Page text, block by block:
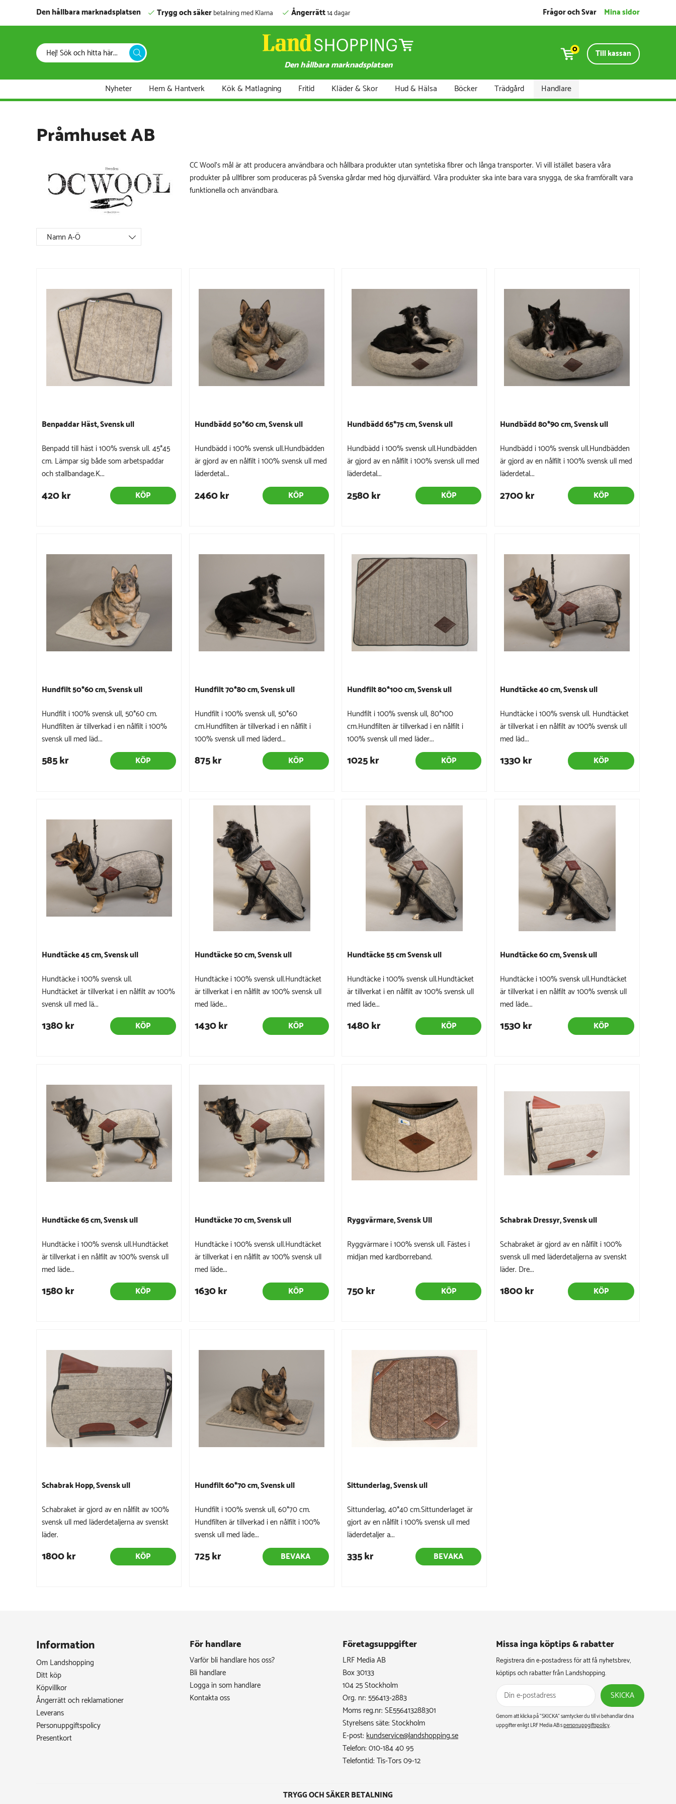
Den hållbara marknadsplatsen Trygg och säkerbetalning med Klarna Ångerrätt14 dagar Frågor och Svar Mina sidor
Den hållbara marknadsplatsen
0 Till kassan
Nyheter Hem & Hantverk Kök & Matlagning Fritid Kläder & Skor Hud & Hälsa Böcker Trädgård Handlare
Pråmhuset AB
CC Wool's mål är att producera användbara och hållbara produkter utan syntetiska fibrer och långa transporter. Vi vill istället basera våra
produkter på ullfibrer som produceras på Svenska gårdar med hög djurvälfärd. Våra produkter ska inte bara vara snygga, de ska framförallt vara
funktionella och användbara.
Namn A-Ö
Benpaddar Häst, Svensk ull
Benpadd till häst i 100% svensk ull. 45*45
cm. Lämpar sig både som arbetspaddar
och stallbandage.K...
420 kr KÖP
Hundbädd 50*60 cm, Svensk ull
Hundbädd i 100% svensk ull.Hundbädden
är gjord av en nålfilt i 100% svensk ull med
läderdetal...
2460 kr KÖP
Hundbädd 65*75 cm, Svensk ull
Hundbädd i 100% svensk ull.Hundbädden
är gjord av en nålfilt i 100% svensk ull med
läderdetal...
2580 kr KÖP
Hundbädd 80*90 cm, Svensk ull
Hundbädd i 100% svensk ull.Hundbädden
är gjord av en nålfilt i 100% svensk ull med
läderdetal...
2700 kr KÖP
Hundfilt 50*60 cm, Svensk ull
Hundfilt i 100% svensk ull, 50*60 cm.
Hundfilten är tillverkad i en nålfilt i 100%
svensk ull med läd...
585 kr KÖP
Hundfilt 70*80 cm, Svensk ull
Hundfilt i 100% svensk ull, 50*60
cm.Hundfilten är tillverkad i en nålfilt i
100% svensk ull med läderd...
875 kr KÖP
Hundfilt 80*100 cm, Svensk ull
Hundfilt i 100% svensk ull, 80*100
cm.Hundfilten är tillverkad i en nålfilt i
100% svensk ull med läder...
1025 kr KÖP
Hundtäcke 40 cm, Svensk ull
Hundtäcke i 100% svensk ull. Hundtäcket
är tillverkat i en nålfilt av 100% svensk ull
med läd...
1330 kr KÖP
Hundtäcke 45 cm, Svensk ull
Hundtäcke i 100% svensk ull.
Hundtäcket är tillverkat i en nålfilt av 100%
svensk ull med lä...
1380 kr KÖP
Hundtäcke 50 cm, Svensk ull
Hundtäcke i 100% svensk ull.Hundtäcket
är tillverkat i en nålfilt av 100% svensk ull
med läde...
1430 kr KÖP
Hundtäcke 55 cm Svensk ull
Hundtäcke i 100% svensk ull.Hundtäcket
är tillverkat i en nålfilt av 100% svensk ull
med läde...
1480 kr KÖP
Hundtäcke 60 cm, Svensk ull
Hundtäcke i 100% svensk ull.Hundtäcket
är tillverkat i en nålfilt av 100% svensk ull
med läde...
1530 kr KÖP
Hundtäcke 65 cm, Svensk ull
Hundtäcke i 100% svensk ull.Hundtäcket
är tillverkat i en nålfilt av 100% svensk ull
med läde...
1580 kr KÖP
Hundtäcke 70 cm, Svensk ull
Hundtäcke i 100% svensk ull.Hundtäcket
är tillverkat i en nålfilt av 100% svensk ull
med läde...
1630 kr KÖP
Ryggvärmare, Svensk Ull
Ryggvärmare i 100% svensk ull. Fästes i
midjan med kardborreband.
750 kr KÖP
Schabrak Dressyr, Svensk ull
Schabraket är gjord av en nålfilt i 100%
svensk ull med läderdetaljerna av svenskt
läder. Dre...
1800 kr KÖP
Schabrak Hopp, Svensk ull
Schabraket är gjord av en nålfilt av 100%
svensk ull med läderdetaljerna av svenskt
läder.
Sto...
1800 kr KÖP
Hundfilt 60*70 cm, Svensk ull
Hundfilt i 100% svensk ull, 60*70 cm.
Hundfilten är tillverkad i en nålfilt i 100%
svensk ull med läde...
725 kr BEVAKA
Sittunderlag, Svensk ull
Sittunderlag, 40*40 cm.Sittunderlaget är
gjort av en nålfilt i 100% svensk ull med
läderdetaljer a...
335 kr BEVAKA
Information
Om Landshopping
Ditt köp
Köpvillkor
Ångerrätt och reklamationer
Leverans
Personuppgiftspolicy
Presentkort
För handlare
Varför bli handlare hos oss?
Bli handlare
Logga in som handlare
Kontakta oss
Företagsuppgifter
LRF Media AB
Box 30133
104 25 Stockholm
Org. nr: 556413-2883
Moms reg.nr: SE556413288301
Styrelsens säte: Stockholm
E-post:kundservice@landshopping.se
Telefon: 010-184 40 95
Telefontid: Tis-Tors 09-12
Missa inga köptips & rabatter​
Registrera din e-postadress för att få nyhetsbrev,
köptips och rabatter från Landshopping.
SKICKA
Genom att klicka på ”SKICKA” samtycker du till vi behandlar dina
uppgifter enligt LRF Media AB:spersonuppgiftspolicy.
TRYGG OCH SÄKER BETALNING